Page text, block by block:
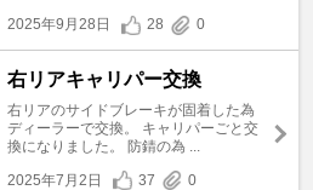
2025年9月28日
28 0
右リアキャリパー交換
右リアのサイドブレーキが固着した為
ディーラーで交換。 キャリパーごと交
換になりました。 防錆の為 ...
2025年7月2日
37 0